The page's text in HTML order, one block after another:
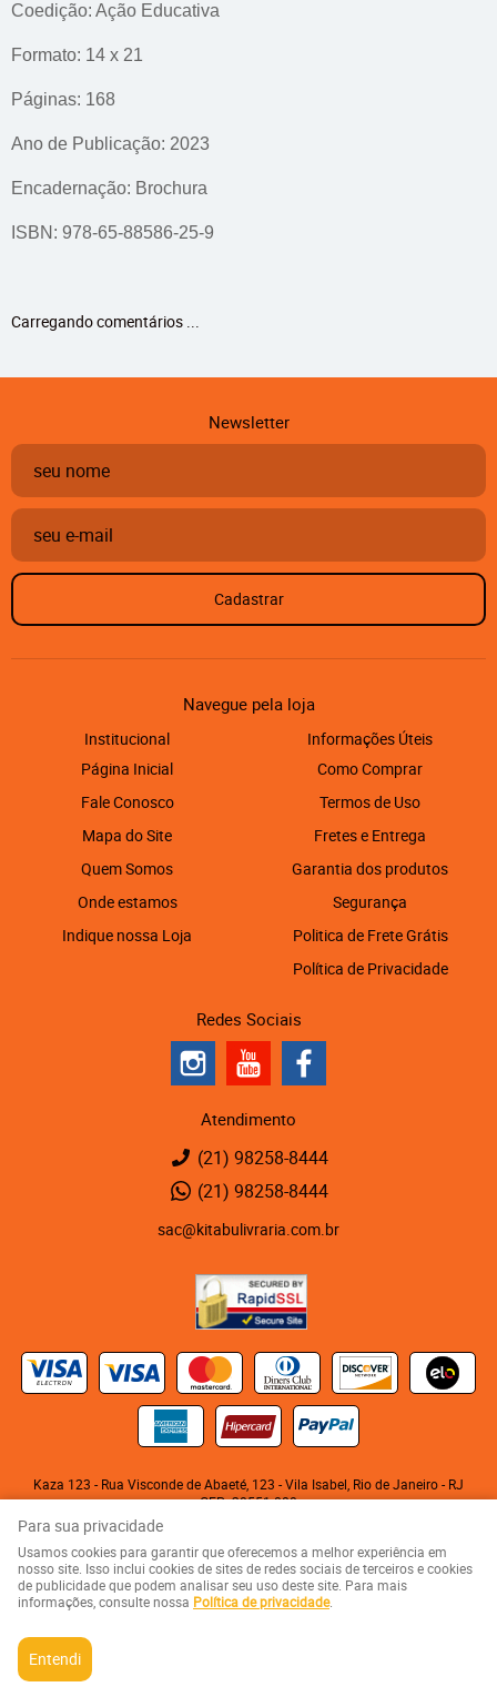
Coedição: Ação Educativa
Formato: 14 x 21
Páginas: 168
Ano de Publicação: 2023
Encadernação: Brochura
ISBN: 978-65-88586-25-9
Carregando comentários ...
Newsletter
Cadastrar
Navegue pela loja
Institucional
Página Inicial
Fale Conosco
Mapa do Site
Quem Somos
Onde estamos
Indique nossa Loja
Informações Úteis
Como Comprar
Termos de Uso
Fretes e Entrega
Garantia dos produtos
Segurança
Politica de Frete Grátis
Política de Privacidade
Redes Sociais
Atendimento
(21) 98258-8444
(21) 98258-8444
sac@kitabulivraria.com.br
Kaza 123 - Rua Visconde de Abaeté, 123 -Vila Isabel, Rio de Janeiro- RJ
CEP: 20551-080
KITABU LIVRARIA NEGRA E EDITORA LTDA
LOJA VIRTUAL CRIADA POR
Para sua privacidade
Usamos cookies para garantir que oferecemos a melhor experiência em
nosso site. Isso inclui cookies de sites de redes sociais de terceiros e cookies
de publicidade que podem analisar seu uso deste site. Para mais
informações, consulte nossa Política de privacidade.
Entendi